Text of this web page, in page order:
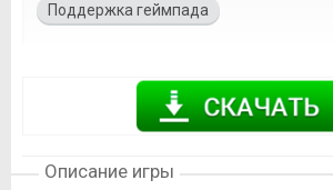
Поддержка геймпада
Описание игры